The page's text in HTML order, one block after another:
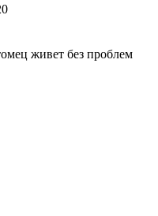
живет без проблем